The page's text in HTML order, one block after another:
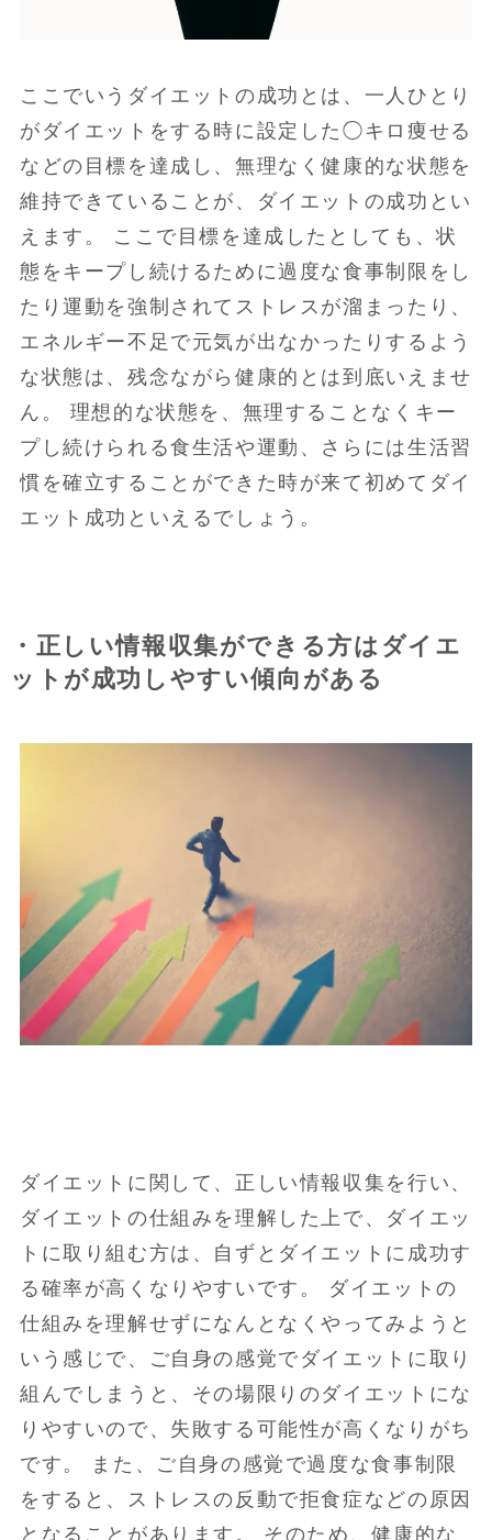
ここでいうダイエットの成功とは、一人ひとり
がダイエットをする時に設定した◯キロ痩せる
などの目標を達成し、無理なく健康的な状態を
維持できていることが、ダイエットの成功とい
えます。 ここで目標を達成したとしても、状
態をキープし続けるために過度な食事制限をし
たり運動を強制されてストレスが溜まったり、
エネルギー不足で元気が出なかったりするよう
な状態は、残念ながら健康的とは到底いえませ
ん。 理想的な状態を、無理することなくキー
プし続けられる食生活や運動、さらには生活習
慣を確立することができた時が来て初めてダイ
エット成功といえるでしょう。
・正しい情報収集ができる方はダイエ
ットが成功しやすい傾向がある
ダイエットに関して、正しい情報収集を行い、
ダイエットの仕組みを理解した上で、ダイエッ
トに取り組む方は、自ずとダイエットに成功す
る確率が高くなりやすいです。 ダイエットの
仕組みを理解せずになんとなくやってみようと
いう感じで、ご自身の感覚でダイエットに取り
組んでしまうと、その場限りのダイエットにな
りやすいので、失敗する可能性が高くなりがち
です。 また、ご自身の感覚で過度な食事制限
をすると、ストレスの反動で拒食症などの原因
となることがあります。 そのため、健康的な